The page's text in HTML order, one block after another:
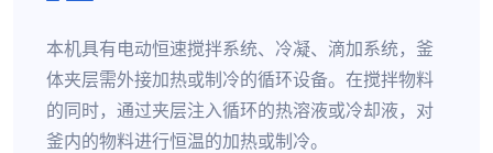
本机具有电动恒速搅拌系统、冷凝、滴加系统，釜
体夹层需外接加热或制冷的循环设备。在搅拌物料
的同时，通过夹层注入循环的热溶液或冷却液，对
釜内的物料进行恒温的加热或制冷。